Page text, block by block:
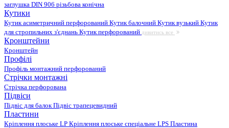
заглушка DIN 906 різьбова конічна
Кутики
Кутик асиметричний перфорований Кутик балочний Кутик вузький Кутик
для стропильних з'єднань Кутик перфорований дивитись все
Кронштейни
Кронштейн
Профілі
Профіль монтажний перфорований
Стрічки монтажні
Стрічка перфорована
Підвіси
Підвіс для балокПідвіс трапецевидний
Пластини
Кріплення плоське LP Кріплення плоське спеціальне LPS Пластина